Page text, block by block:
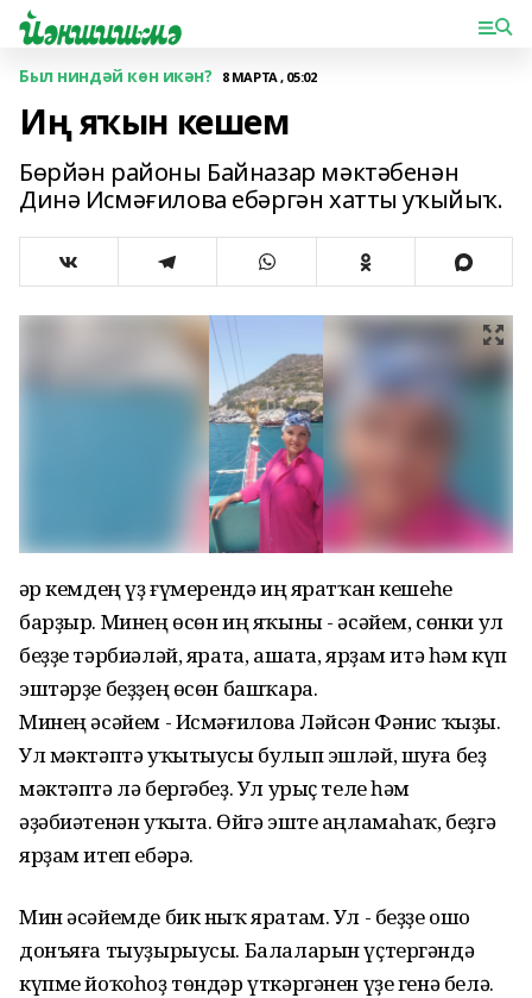
Был ниндәй көн икән? 8 МАРТА , 05:02
Иң яҡын кешем
Бөрйән районы Байназар мәктәбенән
Динә Исмәғилова ебәргән хатты уҡыйыҡ.
Һәр кемдең үҙ ғүмерендә иң яратҡан кешеһе
барҙыр. Минең өсөн иң яҡыны - әсәйем, сөнки ул
беҙҙе тәрбиәләй, ярата, ашата, ярҙам итә һәм күп
эштәрҙе беҙҙең өсөн башҡара.
‎Минең әсәйем - Исмәғилова Ләйсән Фәнис ҡыҙы.
Ул мәктәптә уҡытыусы булып эшләй, шуға беҙ
мәктәптә лә бергәбеҙ. Ул урыҫ теле һәм
әҙәбиәтенән уҡыта. Өйгә эште аңламаһаҡ, беҙгә
ярҙам итеп ебәрә.
Мин әсәйемде бик ныҡ яратам. Ул - беҙҙе ошо
донъяға тыуҙырыусы. Балаларын үҫтергәндә
күпме йоҡоһоҙ төндәр үткәргәнен үҙе генә белә.